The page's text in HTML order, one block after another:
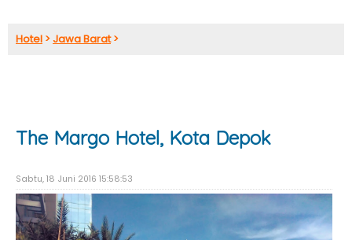
Hotel >Jawa Barat>
The Margo Hotel, Kota Depok
Sabtu, 18 Juni 2016 15:58:53